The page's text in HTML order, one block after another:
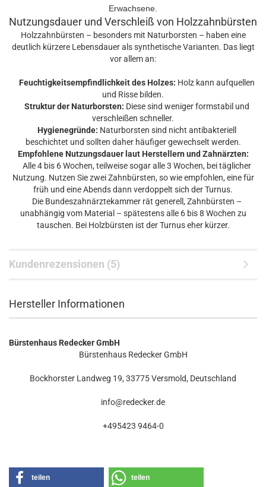
Erwachsene.
Nutzungsdauer und Verschleiß von Holzzahnbürsten
Holzzahnbürsten – besonders mit Naturborsten – haben eine
deutlich kürzere Lebensdauer als synthetische Varianten. Das liegt
vor allem an:
Feuchtigkeitsempfindlichkeit des Holzes: Holz kann aufquellen
und Risse bilden.
Struktur der Naturborsten: Diese sind weniger formstabil und
verschleißen schneller.
Hygienegründe: Naturborsten sind nicht antibakteriell
beschichtet und sollten daher häufiger gewechselt werden.
Empfohlene Nutzungsdauer laut Herstellern und Zahnärzten:
Alle 4 bis 6 Wochen, teilweise sogar alle 3 Wochen, bei täglicher
Nutzung. Nutzen Sie zwei Zahnbürsten, so wie empfohlen, eine für
früh und eine Abends dann verdoppelt sich der Turnus.
Die Bundeszahnärztekammer rät generell, Zahnbürsten –
unabhängig vom Material – spätestens alle 6 bis 8 Wochen zu
tauschen. Bei Holzbürsten ist der Turnus eher kürzer.
Kundenrezensionen (5)
Hersteller Informationen
Bürstenhaus Redecker GmbH
Bürstenhaus Redecker GmbH
Bockhorster Landweg 19, 33775 Versmold, Deutschland
info@redecker.de
+495423 9464-0
teilen teilen